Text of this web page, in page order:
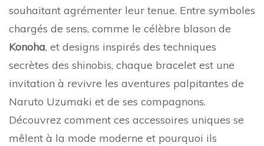
souhaitant agrémenter leur tenue. Entre symboles
chargés de sens, comme le célèbre blason de
Konoha, et designs inspirés des techniques
secrètes des shinobis, chaque bracelet est une
invitation à revivre les aventures palpitantes de
Naruto Uzumaki et de ses compagnons.
Découvrez comment ces accessoires uniques se
mêlent à la mode moderne et pourquoi ils